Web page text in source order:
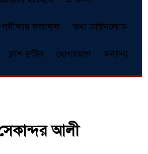
পরীক্ষার ফলাফল তথ্য ডাউনলোড
ক্লাশ রুটিন যোগাযোগ অন্যান্য
আলী